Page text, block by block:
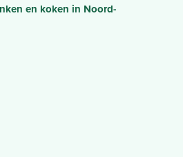
en koken in Noord-